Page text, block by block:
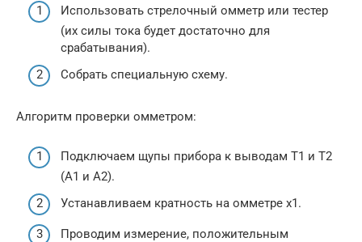
Использовать стрелочный омметр или тестер
(их силы тока будет достаточно для
срабатывания).
Собрать специальную схему.
Алгоритм проверки омметром:
Подключаем щупы прибора к выводам T1 и T2
(A1 и A2).
Устанавливаем кратность на омметре х1.
Проводим измерение, положительным